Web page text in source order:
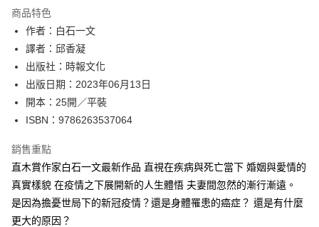
運送方式
付款後全家取貨
每筆NT$60，滿NT$499(含以上)免運費
付款後7-11取貨
每筆NT$60，滿NT$499(含以上)免運費
宅配
每筆NT$100，滿NT$499(含以上)免運費
商品特色
作者：白石一文
譯者：邱香凝
出版社：時報文化
出版日期：2023年06月13日
開本：25開／平裝
ISBN：9786263537064
銷售重點
直木賞作家白石一文最新作品 直視在疾病與死亡當下 婚姻與愛情的
真實樣貌 在疫情之下展開新的人生體悟 夫妻間忽然的漸行漸遠。
是因為擔憂世局下的新冠疫情？還是身體罹患的癌症？ 還是有什麼
更大的原因？